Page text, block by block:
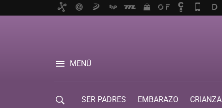
MENÚ
SER PADRES EMBARAZO CRIANZA